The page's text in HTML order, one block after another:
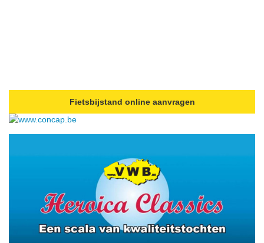
Fietsbijstand online aanvragen